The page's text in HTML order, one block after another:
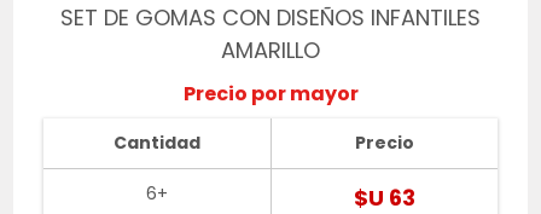
SET DE GOMAS CON DISEÑOS INFANTILES
AMARILLO
Precio por mayor
Cantidad
6+
Precio
$U 63